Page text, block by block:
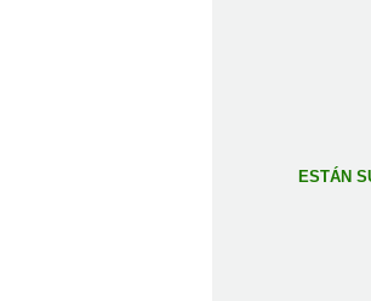
ESTÁN